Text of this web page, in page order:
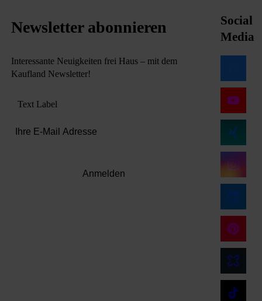
Newsletter abonnieren
Interessante Neuigkeiten frei Haus – mit dem
Kaufland Newsletter!
Text Label
Anmelden
Social
Media